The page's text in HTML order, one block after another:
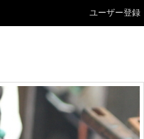
ユーザー登録